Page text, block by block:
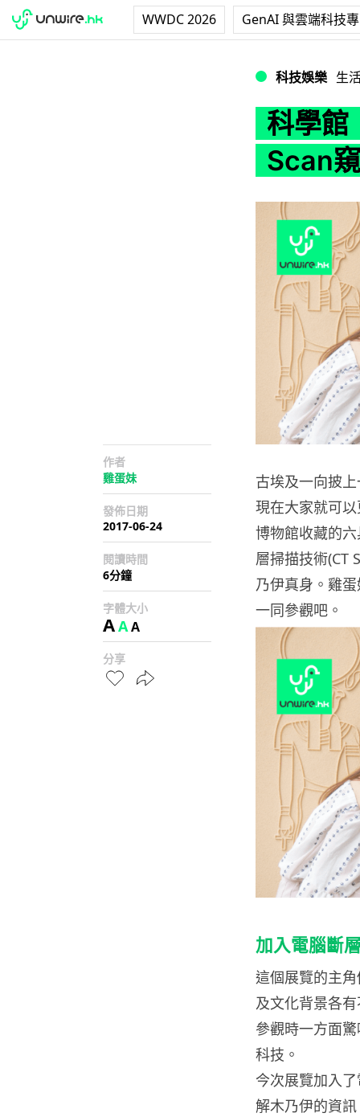
WWDC 2026 GenAI 與雲端科技
科技娛樂 生
科學館
Scan
作者
雞蛋妹
發佈日期
2017-06-24
閱讀時間
6分鐘
字體大小
AAA
分享
古埃及一向披
現在大家就可
博物館收藏的
層掃描技術(CT
乃伊真身。雞
一同參觀吧。
加入電腦斷
這個展覽的主
及文化背景各
參觀時一方面
科技。
今次展覽加入
解木乃伊的資